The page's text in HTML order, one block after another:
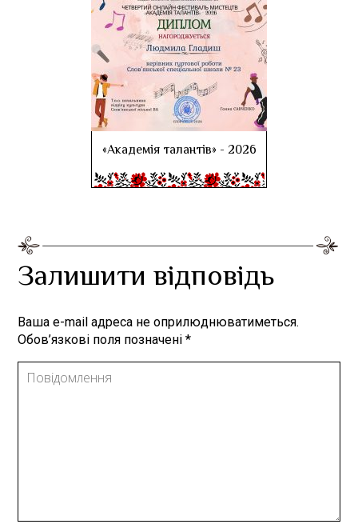
«Академія талантів» - 2026
Залишити відповідь
Ваша e-mail адреса не оприлюднюватиметься.
Обов’язкові поля позначені*